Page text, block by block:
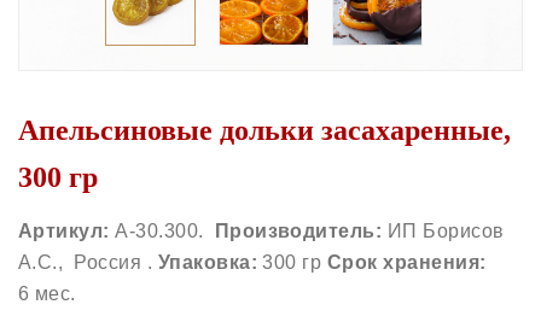
Апельсиновые дольки засахаренные,
300 гр
Артикул:А-30.300. Производитель: ИП Борисов
А.С., Россия . Упаковка: 300 гр Срок хранения:
6 мес.